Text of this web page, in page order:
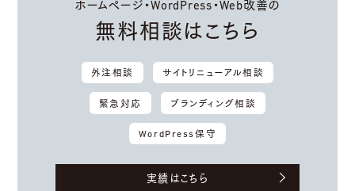
ホームページ・WordPress・Web改善の
無料相談はこちら
外注相談 サイトリニューアル相談
緊急対応 ブランディング相談
WordPress保守
実績はこちら